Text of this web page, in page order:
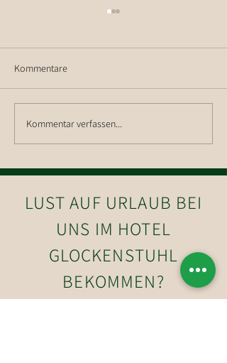
Wanderung auf die Hohe
Salve
Kommentare
Kommentar verfassen...
LUST AUF URLAUB BEI
UNS IM HOTEL
GLOCKENSTUHL
BEKOMMEN?